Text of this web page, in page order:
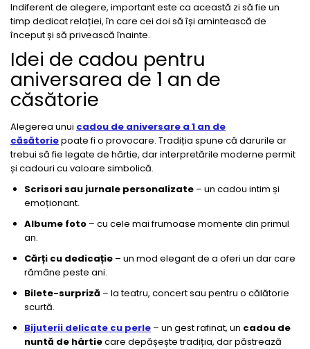
Indiferent de alegere, important este ca această zi să fie un
timp dedicat relației, în care cei doi să își amintească de
început și să privească înainte.
Idei de cadou pentru
aniversarea de 1 an de
căsătorie
Alegerea unui cadou de aniversare a 1 an de
căsătoriepoate fi o provocare. Tradiția spune că darurile ar
trebui să fie legate de hârtie, dar interpretările moderne permit
și cadouri cu valoare simbolică.
Scrisori sau jurnale personalizate – un cadou intim și
emoționant.
Albume foto – cu cele mai frumoase momente din primul
an.
Cărți cu dedicație – un mod elegant de a oferi un dar care
rămâne peste ani.
Bilete-surpriză – la teatru, concert sau pentru o călătorie
scurtă.
Bijuterii delicate cu perle – un gest rafinat, un cadou de
nuntă de hârtiecare depășește tradiția, dar păstrează